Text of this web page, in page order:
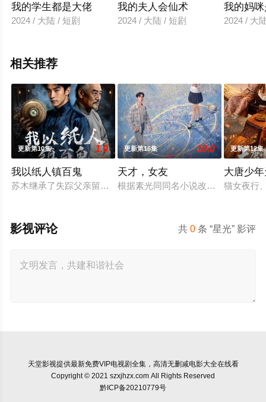
我的学生都是大佬
2024 / 大陆 / 短剧
我的夫人会仙术
2024 / 大陆 / 短剧
我的妈
2024 / 大
相关推荐
更新第10集 1.0
我以纸人镇百鬼
苏木继承了失踪父亲留下的白事馆，本想低调扎纸维生，却因
更新第16集 10.0
天才，女友
根据素光同同名小说改编。江逾白长
更新第12集
大唐少
猫女夜行
共0 条 “星光” 影评
影视评论
天堂影视提供最新免费VIP电视剧全集，高清无删减电影大全在线看
Copyright © 2021 szxjhzx.com All Rights Reserved
黔ICP备20210779号